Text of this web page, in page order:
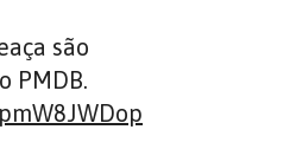
são
PMDB.